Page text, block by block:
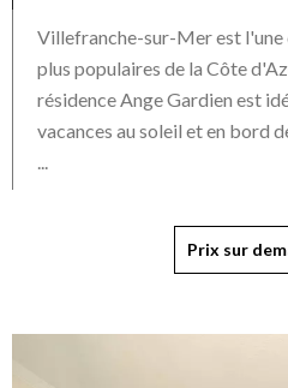
Villefranche-sur-Mer est l'une
plus populaires de la Côte
résidence Ange Gardien est
vacances au soleil et en bord
...
Prix sur